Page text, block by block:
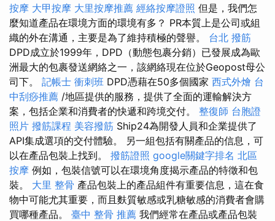
按摩 大甲按摩 大里按摩推薦 經絡按摩證照 但是，我們怎
麼知道產品在環境方面的環境有多？ PR本質上是公司或組
織的外在溝通，主要是為了維持積極的聲譽。 台北 撥筋
DPD成立於1999年，DPD（動態包裹分銷）已發展成為歐
洲最大的包裹發送網絡之一，該網絡現在位於Geopost母公
司下。 記帳士 衝刺班 DPD憑藉在50多個國家 西式外燴 台
中刮痧推薦 /地區提供的服務，提供了全面的運輸解決方
案，包括企業和消費者的快遞和跨境交付。 整復師 台胞證
照片 撥筋課程 美容撥筋 Ship24為開發人員和企業提供了
API集成選項的交付體驗。 另一組包括有關產品的信息，可
以在產品包裝上找到。 撥筋證照 google關鍵字排名 北區
按摩 例如，包裝信號可以在環境角度揭示產品的特徵和包
裝。 大里 整骨 產品包裝上的產品組件有重要信息，這在食
物中可能尤其重要，而且麩質敏感或乳糖敏感的消費者會購
買哪種產品。 臺中 整骨 推薦 我們經常在產品或產品包裝